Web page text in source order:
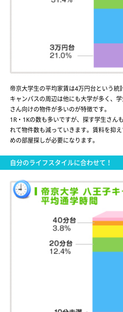
帝京大学生の平均家賃は4万円台という統
キャンパスの周辺は他にも大学が多く、
さん向けの物件が多いのが特徴です。
1R・1Kの数も多いですが、探す学生さん
れて物件数も減っていきます。賃料を抑
めの部屋探しが必要になります。
自分のライフスタイルに合わせて！